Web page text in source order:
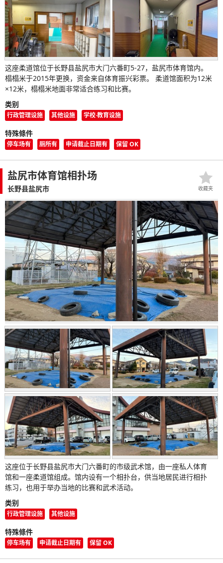
这座柔道馆位于长野县盐尻市大门六番町5-27，盐尻市体育馆内。
榻榻米于2015年更换，资金来自体育振兴彩票。 柔道馆面积为12米
×12米，榻榻米地面非常适合练习和比赛。
类别
行政管理设施 其他设施 学校·教育设施
特殊條件
停车场有 厕所有 申请截止日期有 保留 OK
盐尻市体育馆相扑场
长野县盐尻市
这座位于长野县盐尻市大门六番町的市级武术馆，由一座私人体育
馆和一座柔道馆组成。馆内设有一个相扑台，供当地居民进行相扑
练习，也用于举办当地的比赛和武术活动。
类别
行政管理设施 其他设施
特殊條件
停车场有 申请截止日期有 保留 OK
收藏夹